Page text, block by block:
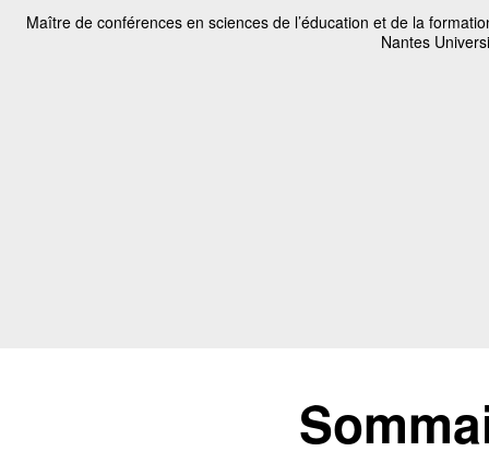
Maître de conférences en sciences de l’éducation et de la
Nantes